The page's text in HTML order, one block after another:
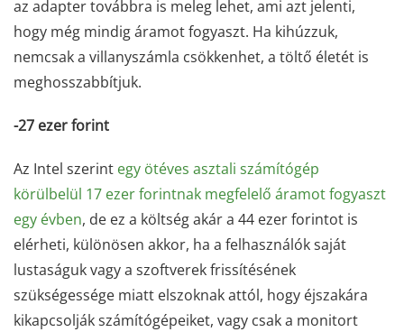
az adapter továbbra is meleg lehet, ami azt jelenti,
hogy még mindig áramot fogyaszt. Ha kihúzzuk,
nemcsak a villanyszámla csökkenhet, a töltő életét is
meghosszabbítjuk.
-27 ezer forint
Az Intel szerint egy ötéves asztali számítógép
körülbelül 17 ezer forintnak megfelelő áramot fogyaszt
egy évben, de ez a költség akár a 44 ezer forintot is
elérheti, különösen akkor, ha a felhasználók saját
lustaságuk vagy a szoftverek frissítésének
szükségessége miatt elszoknak attól, hogy éjszakára
kikapcsolják számítógépeiket, vagy csak a monitort